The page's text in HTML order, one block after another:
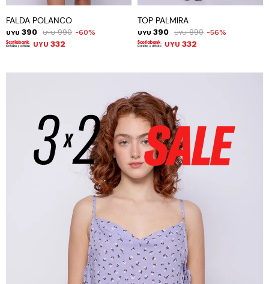
FALDA POLANCO
UYU 390 UYU 990 60
UYU 332
TOP PALMIRA
UYU 390 UYU 890 56
UYU 332